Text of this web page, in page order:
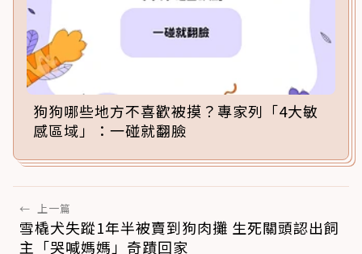
狗狗哪些地方不喜歡被摸？專家列「4大敏
感區域」：一碰就翻臉
← 上一篇
雪橇犬失蹤1年半被賣到狗肉攤 生死關頭認出飼
主「哭喊媽媽」奇蹟回家